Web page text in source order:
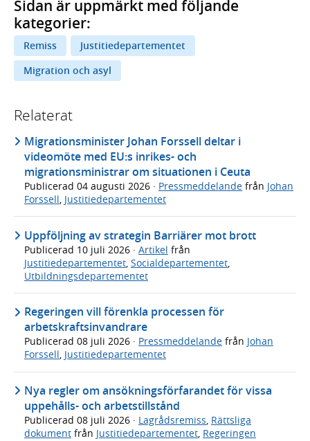
Sidan är uppmärkt med följande
kategorier:
Remiss
Justitiedepartementet
Migration och asyl
Relaterat
Migrationsminister Johan Forssell deltar i
videomöte med EU:s inrikes- och
migrationsministrar om situationen i Ceuta
Publicerad 04 augusti 2026 · Pressmeddelande från Johan
Forssell, Justitiedepartementet
Uppföljning av strategin Barriärer mot brott
Publicerad 10 juli 2026 · Artikel från
Justitiedepartementet Socialdepartementet
Utbildningsdepartementet
Regeringen vill förenkla processen för
arbetskraftsinvandrare
Publicerad 08 juli 2026 · Pressmeddelande från Johan
Forssell, Justitiedepartementet
Nya regler om ansökningsförfarandet för vissa
uppehålls- och arbetstillstånd
Publicerad 08 juli 2026 · Lagrådsremiss, Rättsliga
dokument från Justitiedepartementet, Regeringen